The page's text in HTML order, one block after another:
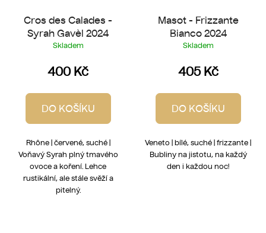
Cros des Calades -
Syrah Gavèl 2024
Skladem
400 Kč
DO KOŠÍKU
Rhône | červené, suché |
Voňavý Syrah plný tmavého
ovoce a koření. Lehce
rustikální, ale stále svěží a
pitelný.
Masot - Frizzante
Bianco 2024
Skladem
405 Kč
DO KOŠÍKU
Veneto | bílé, suché | frizzante |
Bubliny na jistotu, na každý
den i každou noc!